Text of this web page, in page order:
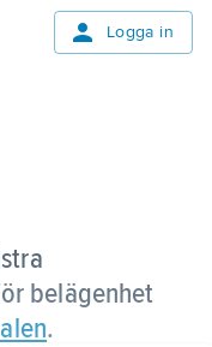
Logga in
belägenhet
.